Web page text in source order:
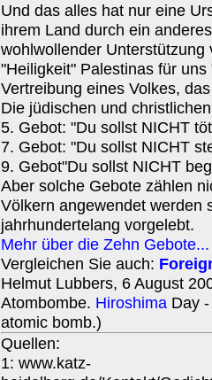
Und das alles hat nur eine
ihrem Land durch ein
wohlwollender
"Heiligkeit" Palestinas für
Vertreibung eines Volkes,
Die jüdischen und
5. Gebot: "Du sollst NICHT
7. Gebot: "Du sollst NICHT
9. Gebot"Du sollst NICHT
Aber solche Gebote zählen
Völkern angewendet werden
jahrhundertelang vorgelebt.
Mehr über die Zehn Gebote...
Vergleichen Sie auch:
Helmut Lubbers, 6 August
Atombombe. HiroshimaDay -
atomic bomb.)
Quellen:
1: www.katz-